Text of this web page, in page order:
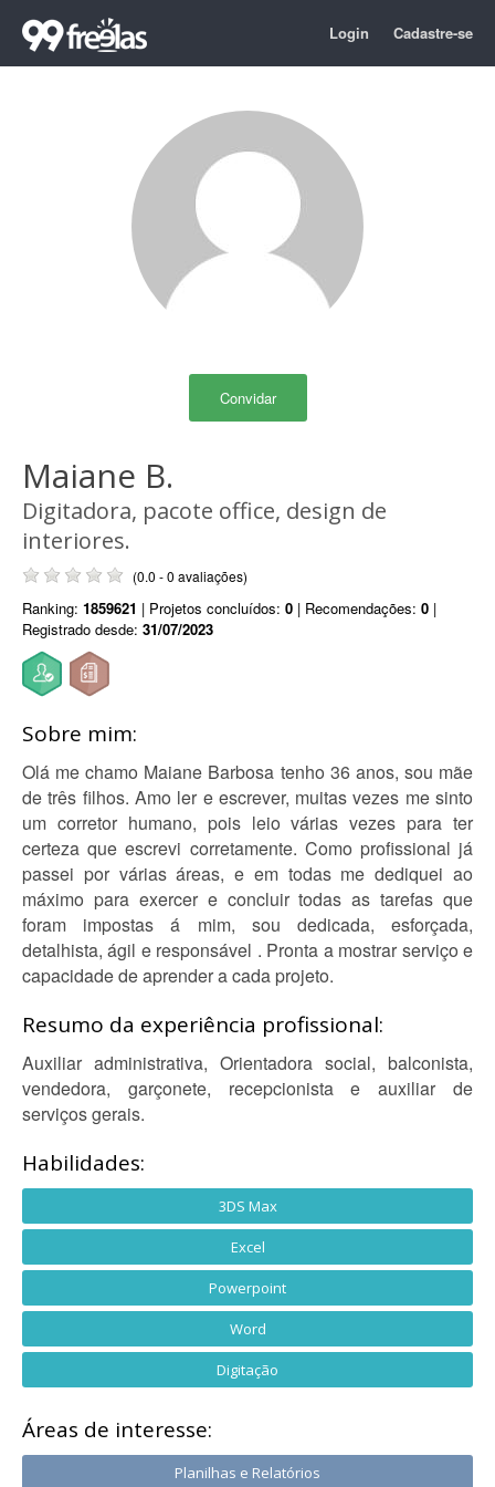
Login Cadastre-se
Convidar
Maiane B.
Digitadora, pacote office, design de
interiores.
(0.0 - 0 avaliações)
Ranking: 1859621 | Projetos concluídos: 0 | Recomendações: 0 |
Registrado desde: 31/07/2023
Sobre mim:
Olá me chamo Maiane Barbosa tenho 36 anos, sou mãe
de três filhos. Amo ler e escrever, muitas vezes me sinto
um corretor humano, pois leio várias vezes para ter
certeza que escrevi corretamente. Como profissional já
passei por várias áreas, e em todas me dediquei ao
máximo para exercer e concluir todas as tarefas que
foram impostas á mim, sou dedicada, esforçada,
detalhista, ágil e responsável . Pronta a mostrar serviço e
capacidade de aprender a cada projeto.
Resumo da experiência profissional:
Auxiliar administrativa, Orientadora social, balconista,
vendedora, garçonete, recepcionista e auxiliar de
serviços gerais.
Habilidades:
3DS Max
Excel
Powerpoint
Word
Digitação
Áreas de interesse:
Planilhas e Relatórios